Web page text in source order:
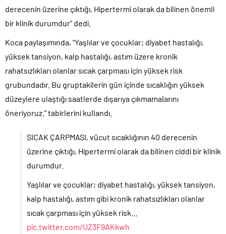
derecenin üzerine çıktığı, Hipertermi olarak da bilinen önemli
bir klinik durumdur” dedi.
Koca paylaşımında, “Yaşlılar ve çocuklar; diyabet hastalığı,
yüksek tansiyon, kalp hastalığı, astım üzere kronik
rahatsızlıkları olanlar sıcak çarpması için yüksek risk
grubundadır. Bu gruptakilerin gün içinde sıcaklığın yüksek
düzeylere ulaştığı saatlerde dışarıya çıkmamalarını
öneriyoruz.” tabirlerini kullandı.
SICAK ÇARPMASI, vücut sıcaklığının 40 derecenin
üzerine çıktığı, Hipertermi olarak da bilinen ciddi bir klinik
durumdur.
Yaşlılar ve çocuklar; diyabet hastalığı, yüksek tansiyon,
kalp hastalığı, astım gibi kronik rahatsızlıkları olanlar
sıcak çarpması için yüksek risk…
pic.twitter.com/UZ3F9AKkwh